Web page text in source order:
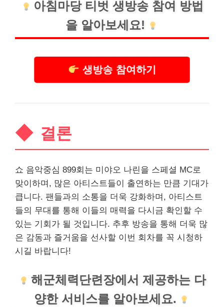
아침마당티벗 생방송 참여 방법
을 알아보세요!
생방송 참여하기
결론
쇼 음악중심 899회는 미야오 나린을 스페셜 MC로
맞이하며, 많은 아티스트들이 출연하는 만큼 기대가
큽니다. 팬들과의 소통을 더욱 강화하며, 아티스트
들의 무대를 통해 이들의 매력을 다시금 확인할 수
있는 기회가 될 것입니다. 추후 방송을 통해 더욱 많
은 감동과 즐거움을 선사할 이번 회차를 꼭 시청하
시길 바랍니다!
해군체력단련장에서 제공하는 다
양한 서비스를 알아보세요.